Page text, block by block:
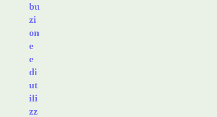
bu
zi
on
e
e
di
ut
ili
zz